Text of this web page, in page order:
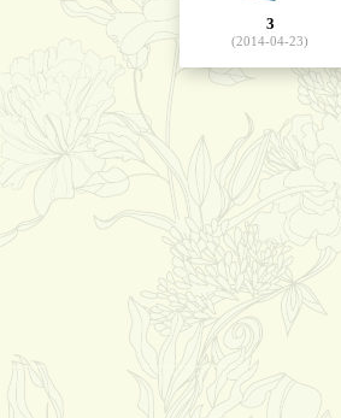
3
(2014-04-23)